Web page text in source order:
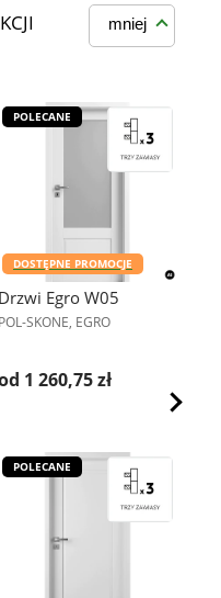
mniej
POLECANE
DOSTĘPNE PROMOCJE
Drzwi Egro W05
POL-SKONE, EGRO
1 260,75 zł
POLECANE